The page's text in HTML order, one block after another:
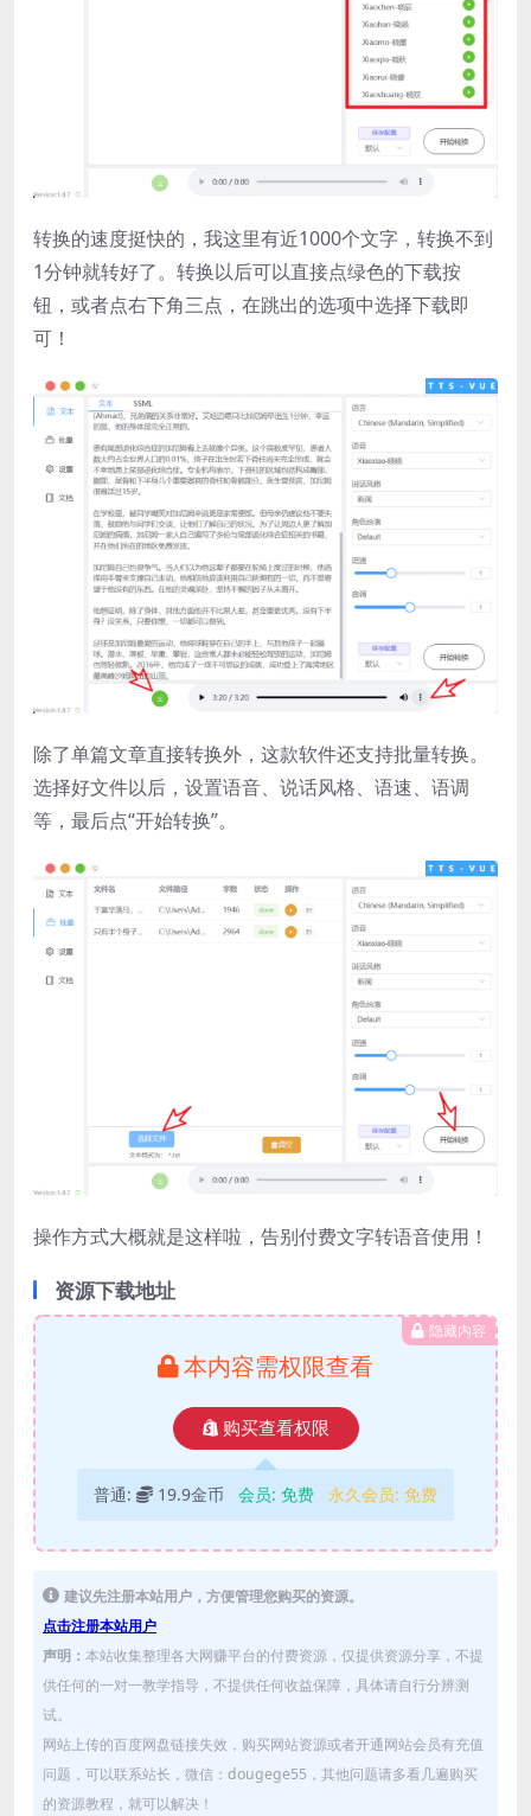
转换的速度挺快的，我这里有近1000个文字，转换不到
1分钟就转好了。转换以后可以直接点绿色的下载按
钮，或者点右下角三点，在跳出的选项中选择下载即
可！
除了单篇文章直接转换外，这款软件还支持批量转换。
选择好文件以后，设置语音、说话风格、语速、语调
等，最后点“开始转换”。
操作方式大概就是这样啦，告别付费文字转语音使用！
资源下载地址
隐藏内容
本内容需权限查看
购买查看权限
普通: 19.9金币 会员: 免费 永久会员: 免费
建议先注册本站用户，方便管理您购买的资源。
点击注册本站用户
声明： 本站收集整理各大网赚平台的付费资源，仅提供资源分享，不提
供任何的一对一教学指导，不提供任何收益保障，具体请自行分辨测
试。
网站上传的百度网盘链接失效，购买网站资源或者开通网站会员有充值
问题，可以联系站长，微信：dougege55，其他问题请多看几遍购买
的资源教程，就可以解决！